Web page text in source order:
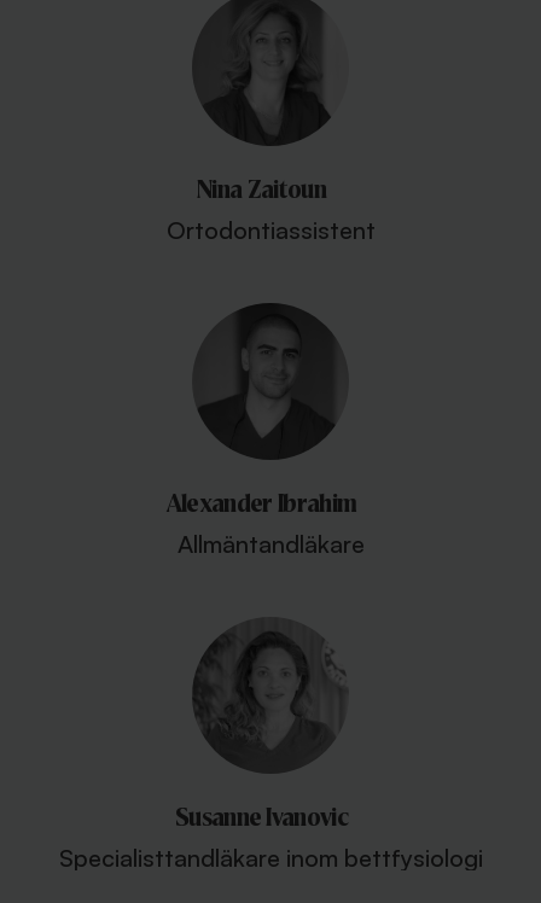
Nina Zaitoun
Ortodontiassistent
Alexander Ibrahim
Allmäntandläkare
Susanne Ivanovic
Specialisttandläkare inom bettfysiologi